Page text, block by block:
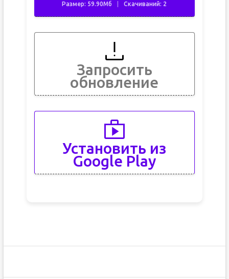
Размер: 59.90Мб Скачиваний: 2
Запросить
обновление
Установить из
Google Play